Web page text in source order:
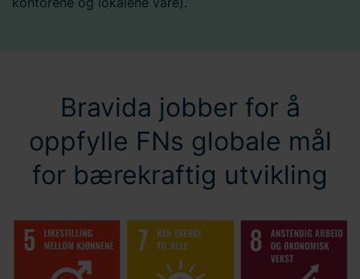
Bravida jobber for å
oppfylle FNs globale mål
for bærekraftig utvikling